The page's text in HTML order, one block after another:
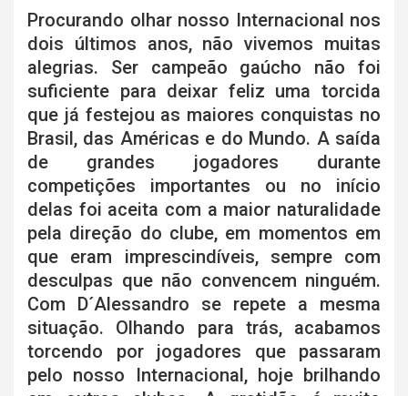
Procurando olhar nosso Internacional nos
dois últimos anos, não vivemos muitas
alegrias. Ser campeão gaúcho não foi
suficiente para deixar feliz uma torcida
que já festejou as maiores conquistas no
Brasil, das Américas e do Mundo. A saída
de grandes jogadores durante
competições importantes ou no início
delas foi aceita com a maior naturalidade
pela direção do clube, em momentos em
que eram imprescindíveis, sempre com
desculpas que não convencem ninguém.
Com D´Alessandro se repete a mesma
situação. Olhando para trás, acabamos
torcendo por jogadores que passaram
pelo nosso Internacional, hoje brilhando